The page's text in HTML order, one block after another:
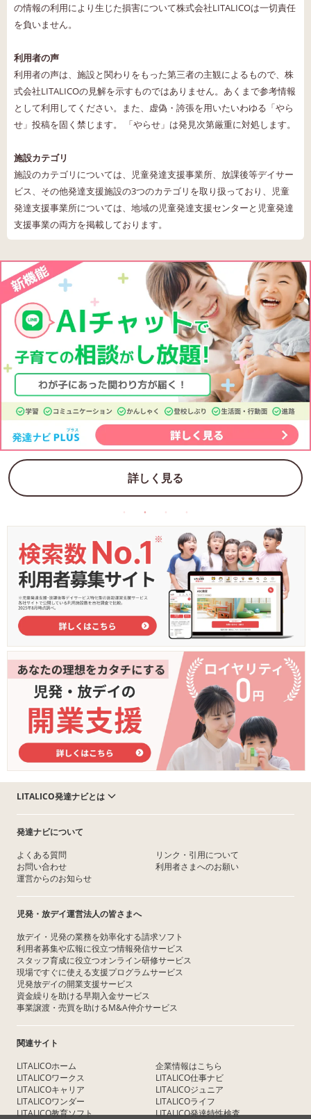
の情報の利用により生じた損害について株式会社LITALICOは一切責任
を負いません。
利用者の声
利用者の声は、施設と関わりをもった第三者の主観によるもので、株
式会社LITALICOの見解を示すものではありません。あくまで参考情報
として利用してください。また、虚偽・誇張を用いたいわゆる「やら
せ」投稿を固く禁じます。 「やらせ」は発見次第厳重に対処します。
施設カテゴリ
施設のカテゴリについては、児童発達支援事業所、放課後等デイサー
ビス、その他発達支援施設の3つのカテゴリを取り扱っており、児童
発達支援事業所については、地域の児童発達支援センターと児童発達
支援事業の両方を掲載しております。
詳しく見る
LITALICO発達ナビとは
発達ナビについて
よくある質問
お問い合わせ
運営からのお知らせ
リンク・引用について
利用者さまへのお願い
児発・放デイ運営法人の皆さまへ
放デイ・児発の業務を効率化する請求ソフト
利用者募集や広報に役立つ情報発信サービス
スタッフ育成に役立つオンライン研修サービス
現場ですぐに使える支援プログラムサービス
児発放デイの開業支援サービス
資金繰りを助ける早期入金サービス
事業譲渡・売買を助けるM&A仲介サービス
関連サイト
LITALICOホーム
LITALICOワークス
LITALICOキャリア
LITALICOワンダー
LITALICO教育ソフト
企業情報はこちら
LITALICO仕事ナビ
LITALICOジュニア
LITALICOライフ
LITALICO発達特性検査